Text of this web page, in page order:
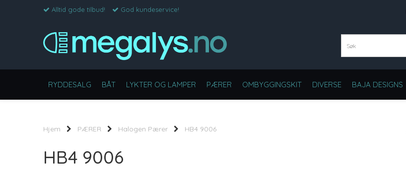
Alltid gode tilbud! God kundeservice!
RYDDESALG BÅT LYKTER OG LAMPER PÆRER OMBYGGINGSKIT DIVERSE BAJA DESIGNS
Hjem PÆRER Halogen Pærer HB4 9006
HB4 9006